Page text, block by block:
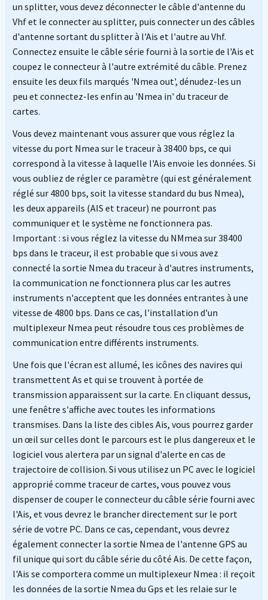
un splitter, vous devez déconnecter le câble d'antenne du
Vhf et le connecter au splitter, puis connecter un des câbles
d'antenne sortant du splitter à l'Ais et l'autre au Vhf.
Connectez ensuite le câble série fourni à la sortie de l'Ais et
coupez le connecteur à l'autre extrémité du câble. Prenez
ensuite les deux fils marqués 'Nmea out', dénudez-les un
peu et connectez-les enfin au 'Nmea in' du traceur de
cartes.
Vous devez maintenant vous assurer que vous réglez la
vitesse du port Nmea sur le traceur à 38400 bps, ce qui
correspond à la vitesse à laquelle l'Ais envoie les données. Si
vous oubliez de régler ce paramètre (qui est généralement
réglé sur 4800 bps, soit la vitesse standard du bus Nmea),
les deux appareils (AIS et traceur) ne pourront pas
communiquer et le système ne fonctionnera pas.
Important : si vous réglez la vitesse du NMmea sur 38400
bps dans le traceur, il est probable que si vous avez
connecté la sortie Nmea du traceur à d'autres instruments,
la communication ne fonctionnera plus car les autres
instruments n'acceptent que les données entrantes à une
vitesse de 4800 bps. Dans ce cas, l'installation d'un
multiplexeur Nmea peut résoudre tous ces problèmes de
communication entre différents instruments.
Une fois que l'écran est allumé, les icônes des navires qui
transmettent As et qui se trouvent à portée de
transmission apparaissent sur la carte. En cliquant dessus,
une fenêtre s'affiche avec toutes les informations
transmises. Dans la liste des cibles Ais, vous pourrez garder
un œil sur celles dont le parcours est le plus dangereux et le
logiciel vous alertera par un signal d'alerte en cas de
trajectoire de collision. Si vous utilisez un PC avec le logiciel
approprié comme traceur de cartes, vous pouvez vous
dispenser de couper le connecteur du câble série fourni avec
l'Ais, et vous devrez le brancher directement sur le port
série de votre PC. Dans ce cas, cependant, vous devrez
également connecter la sortie Nmea de l'antenne GPS au
fil unique qui sort du câble série du côté Ais. De cette façon,
l'Ais se comportera comme un multiplexeur Nmea : il reçoit
les données de la sortie Nmea du Gps et les relaie sur le